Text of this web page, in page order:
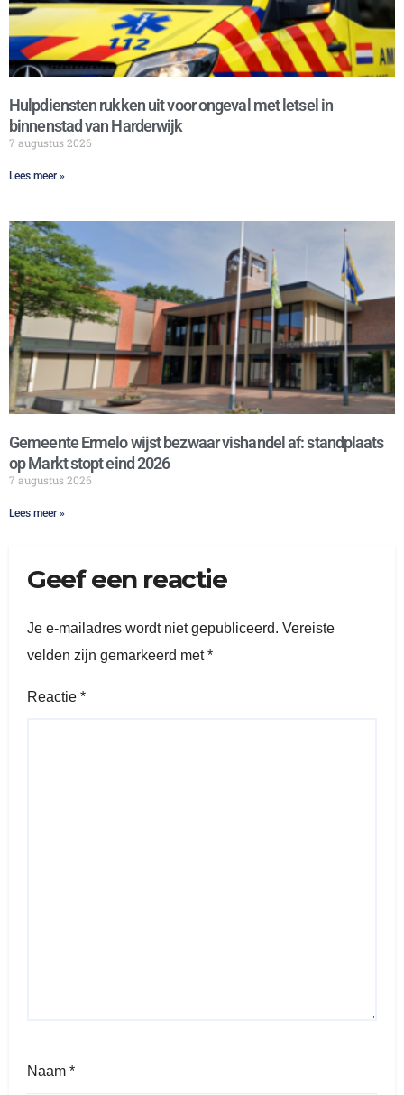
Hulpdiensten rukken uit voor ongeval met letsel in
binnenstad van Harderwijk
7 augustus 2026
Lees meer »
Gemeente Ermelo wijst bezwaar vishandel af: standplaats
op Markt stopt eind 2026
7 augustus 2026
Lees meer »
Geef een reactie
Je e-mailadres wordt niet gepubliceerd. Vereiste
velden zijn gemarkeerd met*
Reactie *
Naam *